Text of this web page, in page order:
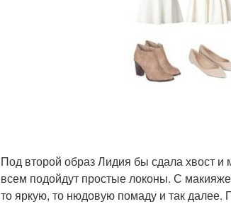
Под второй образ Лидия бы сдала хвост и
всем подойдут простые локоны. С
то яркую, то нюдовую помаду и так далее.